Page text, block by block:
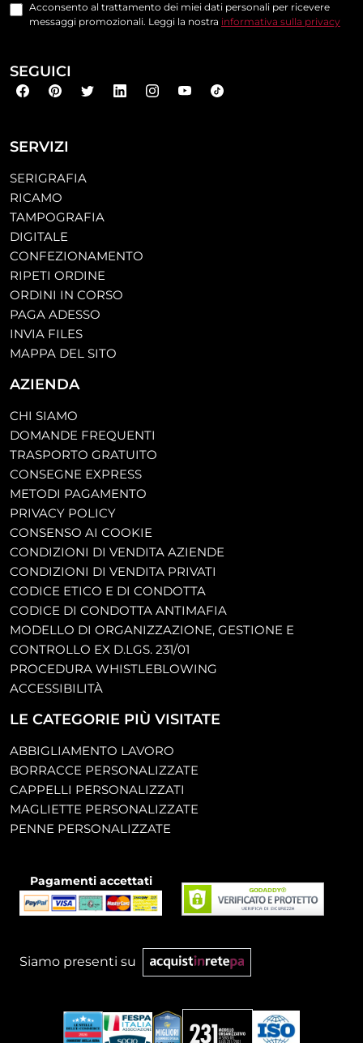
SERVIZI
SERIGRAFIA
RICAMO
TAMPOGRAFIA
DIGITALE
CONFEZIONAMENTO
RIPETI ORDINE
ORDINI IN CORSO
PAGA ADESSO
INVIA FILES
MAPPA DEL SITO
AZIENDA
CHI SIAMO
DOMANDE FREQUENTI
TRASPORTO GRATUITO
CONSEGNE EXPRESS
METODI PAGAMENTO
PRIVACY POLICY
CONSENSO AI COOKIE
CONDIZIONI DI VENDITA AZIENDE
CONDIZIONI DI VENDITA PRIVATI
CODICE ETICO E DI CONDOTTA
CODICE DI CONDOTTA ANTIMAFIA
MODELLO DI ORGANIZZAZIONE, GESTIONE E
CONTROLLO EX D.LGS. 231/01
PROCEDURA WHISTLEBLOWING
ACCESSIBILITÀ
LE CATEGORIE PIÙ VISITATE
ABBIGLIAMENTO LAVORO
BORRACCE PERSONALIZZATE
CAPPELLI PERSONALIZZATI
MAGLIETTE PERSONALIZZATE
PENNE PERSONALIZZATE
Acconsento al trattamento dei miei dati personali per ricevere
messaggi promozionali. Leggi la nostra informativa sulla privacy
SEGUICI
Pagamenti accettati
Siamo presenti su